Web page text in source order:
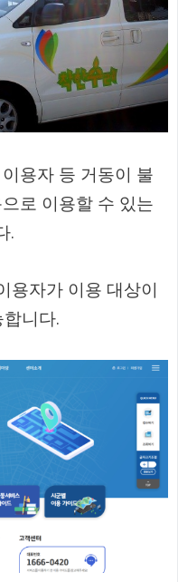
용자 등 거동이 불
로 이용할 수 있는
.
용자가 이용 대상이
니다.